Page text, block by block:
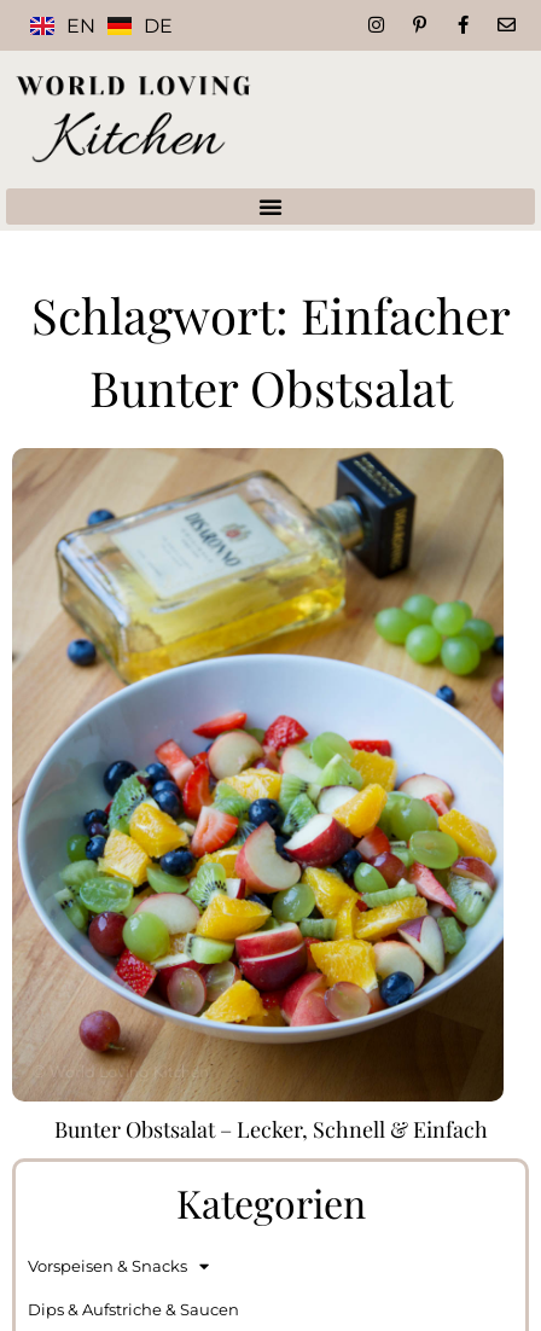
EN DE
Schlagwort: Einfacher
Bunter Obstsalat
Bunter Obstsalat – Lecker, Schnell & Einfach
Kategorien
Vorspeisen & Snacks
Dips & Aufstriche & Saucen